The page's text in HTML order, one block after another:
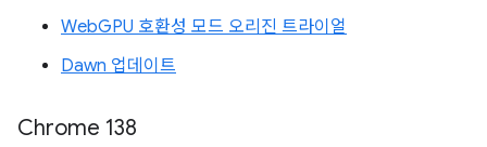
WebGPU 호환성 모드 오리진 트라이얼
Dawn 업데이트
Chrome 138